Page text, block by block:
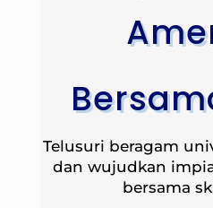
Telusuri beragam
dan wujudkan
bersama